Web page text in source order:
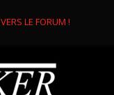
VERS LE FORUM !